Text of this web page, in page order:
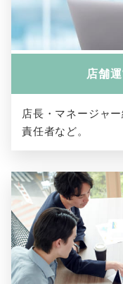
店舗
店長・マネージャ
責任者など。